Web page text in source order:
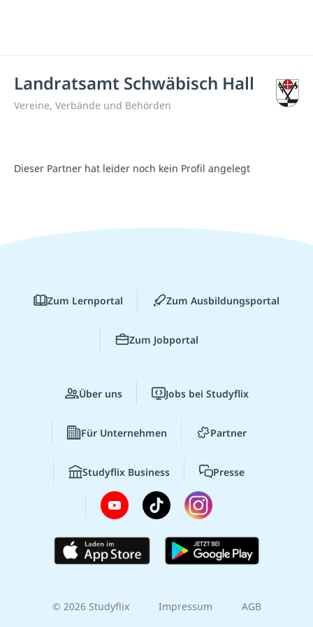
Landratsamt Schwäbisch Hall
Vereine, Verbände und Behörden
Dieser Partner hat leider noch kein Profil angelegt
Zum Lernportal Zum Ausbildungsportal
Zum Jobportal
Über uns Jobs bei Studyflix
Für Unternehmen Partner
Studyflix Business Presse
© 2026 Studyflix Impressum AGB